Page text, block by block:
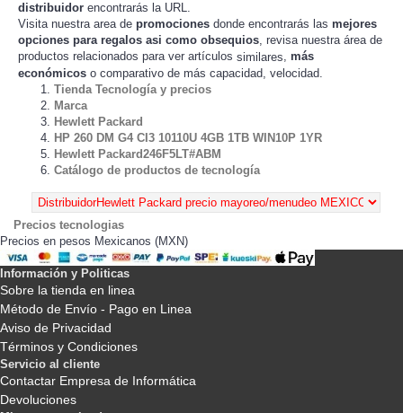
distribuidor encontrarás la URL.
Visita nuestra area de promociones donde encontrarás las mejores
opciones para regalos asi como obsequios, revisa nuestra área de
productos relacionados para ver artículos similares, más
económicos o comparativo de más capacidad, velocidad.
Tienda Tecnología y precios
Marca
Hewlett Packard
HP 260 DM G4 CI3 10110U 4GB 1TB WIN10P 1YR
Hewlett Packard246F5LT#ABM
Catálogo de productos de tecnología
Precios tecnologias
Precios en pesos Mexicanos (MXN)
Información y Politicas
Sobre la tienda en linea
Método de Envío - Pago en Linea
Aviso de Privacidad
Términos y Condiciones
Servicio al cliente
Contactar Empresa de Informática
Devoluciones